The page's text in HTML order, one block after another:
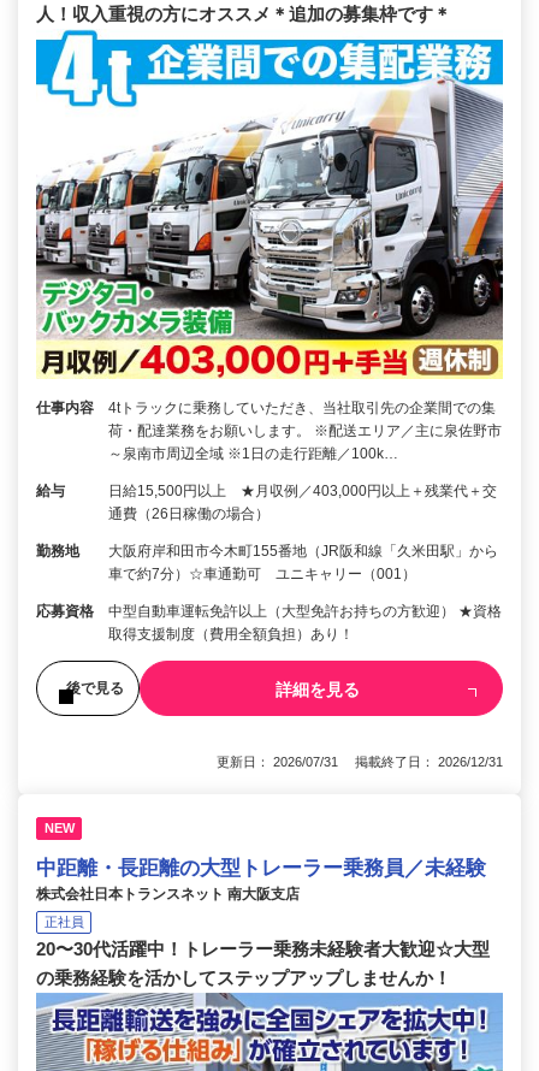
人！収入重視の方にオススメ＊追加の募集枠です＊
仕事内容
4tトラックに乗務していただき、当社取引先の企業間での集
荷・配達業務をお願いします。 ※配送エリア／主に泉佐野市
～泉南市周辺全域 ※1日の走行距離／100k…
給与
日給15,500円以上 ★月収例／403,000円以上＋残業代＋交
通費（26日稼働の場合）
勤務地
大阪府岸和田市今木町155番地（JR阪和線「久米田駅」から
車で約7分）☆車通勤可 ユニキャリー（001）
応募資格
中型自動車運転免許以上（大型免許お持ちの方歓迎） ★資格
取得支援制度（費用全額負担）あり！
後で見る 詳細を見る
更新日： 2026/07/31 掲載終了日： 2026/12/31
NEW
中距離・長距離の大型トレーラー乗務員／未経験
株式会社日本トランスネット 南大阪支店
正社員
20〜30代活躍中！トレーラー乗務未経験者大歓迎☆大型
の乗務経験を活かしてステップアップしませんか！